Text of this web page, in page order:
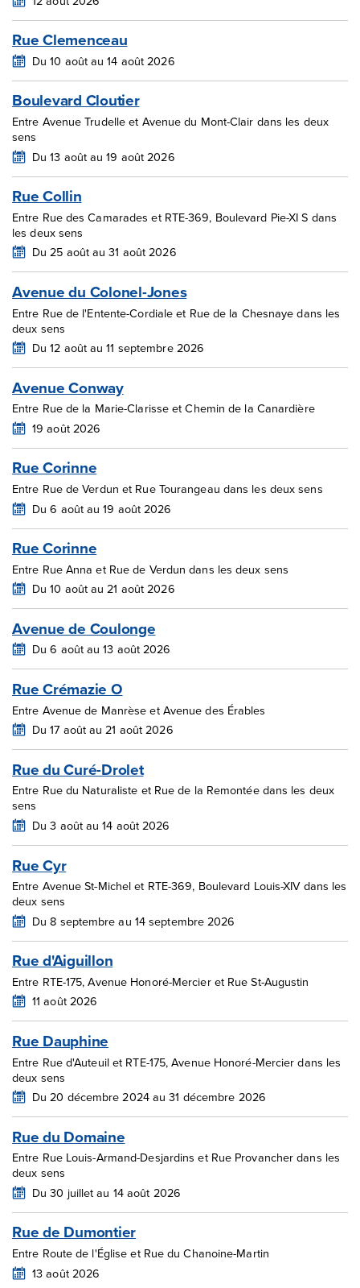
Rue Clemenceau
Du 10 août au 14 août 2026
Boulevard Cloutier
Entre Avenue Trudelle et Avenue du Mont-Clair dans les deux
sens
Du 13 août au 19 août 2026
Rue Collin
Entre Rue des Camarades et RTE-369, Boulevard Pie-XI S dans
les deux sens
Du 25 août au 31 août 2026
Avenue du Colonel-Jones
Entre Rue de l'Entente-Cordiale et Rue de la Chesnaye dans les
deux sens
Du 12 août au 11 septembre 2026
Avenue Conway
Entre Rue de la Marie-Clarisse et Chemin de la Canardière
19 août 2026
Rue Corinne
Entre Rue de Verdun et Rue Tourangeau dans les deux sens
Du 6 août au 19 août 2026
Rue Corinne
Entre Rue Anna et Rue de Verdun dans les deux sens
Du 10 août au 21 août 2026
Avenue de Coulonge
Du 6 août au 13 août 2026
Rue Crémazie O
Entre Avenue de Manrèse et Avenue des Érables
Du 17 août au 21 août 2026
Rue du Curé-Drolet
Entre Rue du Naturaliste et Rue de la Remontée dans les deux
sens
Du 3 août au 14 août 2026
Rue Cyr
Entre Avenue St-Michel et RTE-369, Boulevard Louis-XIV dans les
deux sens
Du 8 septembre au 14 septembre 2026
Rue d'Aiguillon
Entre RTE-175, Avenue Honoré-Mercier et Rue St-Augustin
11 août 2026
Rue Dauphine
Entre Rue d'Auteuil et RTE-175, Avenue Honoré-Mercier dans les
deux sens
Du 20 décembre 2024 au 31 décembre 2026
Rue du Domaine
Entre Rue Louis-Armand-Desjardins et Rue Provancher dans les
deux sens
Du 30 juillet au 14 août 2026
Rue de Dumontier
Entre Route de l'Église et Rue du Chanoine-Martin
13 août 2026